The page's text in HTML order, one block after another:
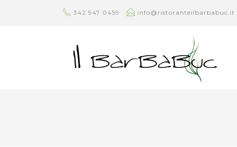
342 947 0459 info@ristoranteilbarbabuc.it